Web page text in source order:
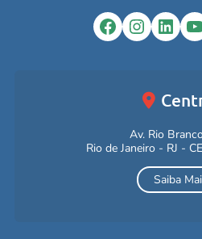
Facebook
Av. Rio
Rio de Janeiro - RJ -
Saiba